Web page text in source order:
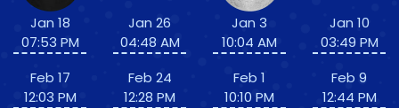
Jan 18
07:53 PM
Feb 17
12:03 PM
Jan 26
04:48 AM
Feb 24
12:28 PM
Jan 3
10:04 AM
Feb 1
10:10 PM
Jan 10
03:49 PM
Feb 9
12:44 PM